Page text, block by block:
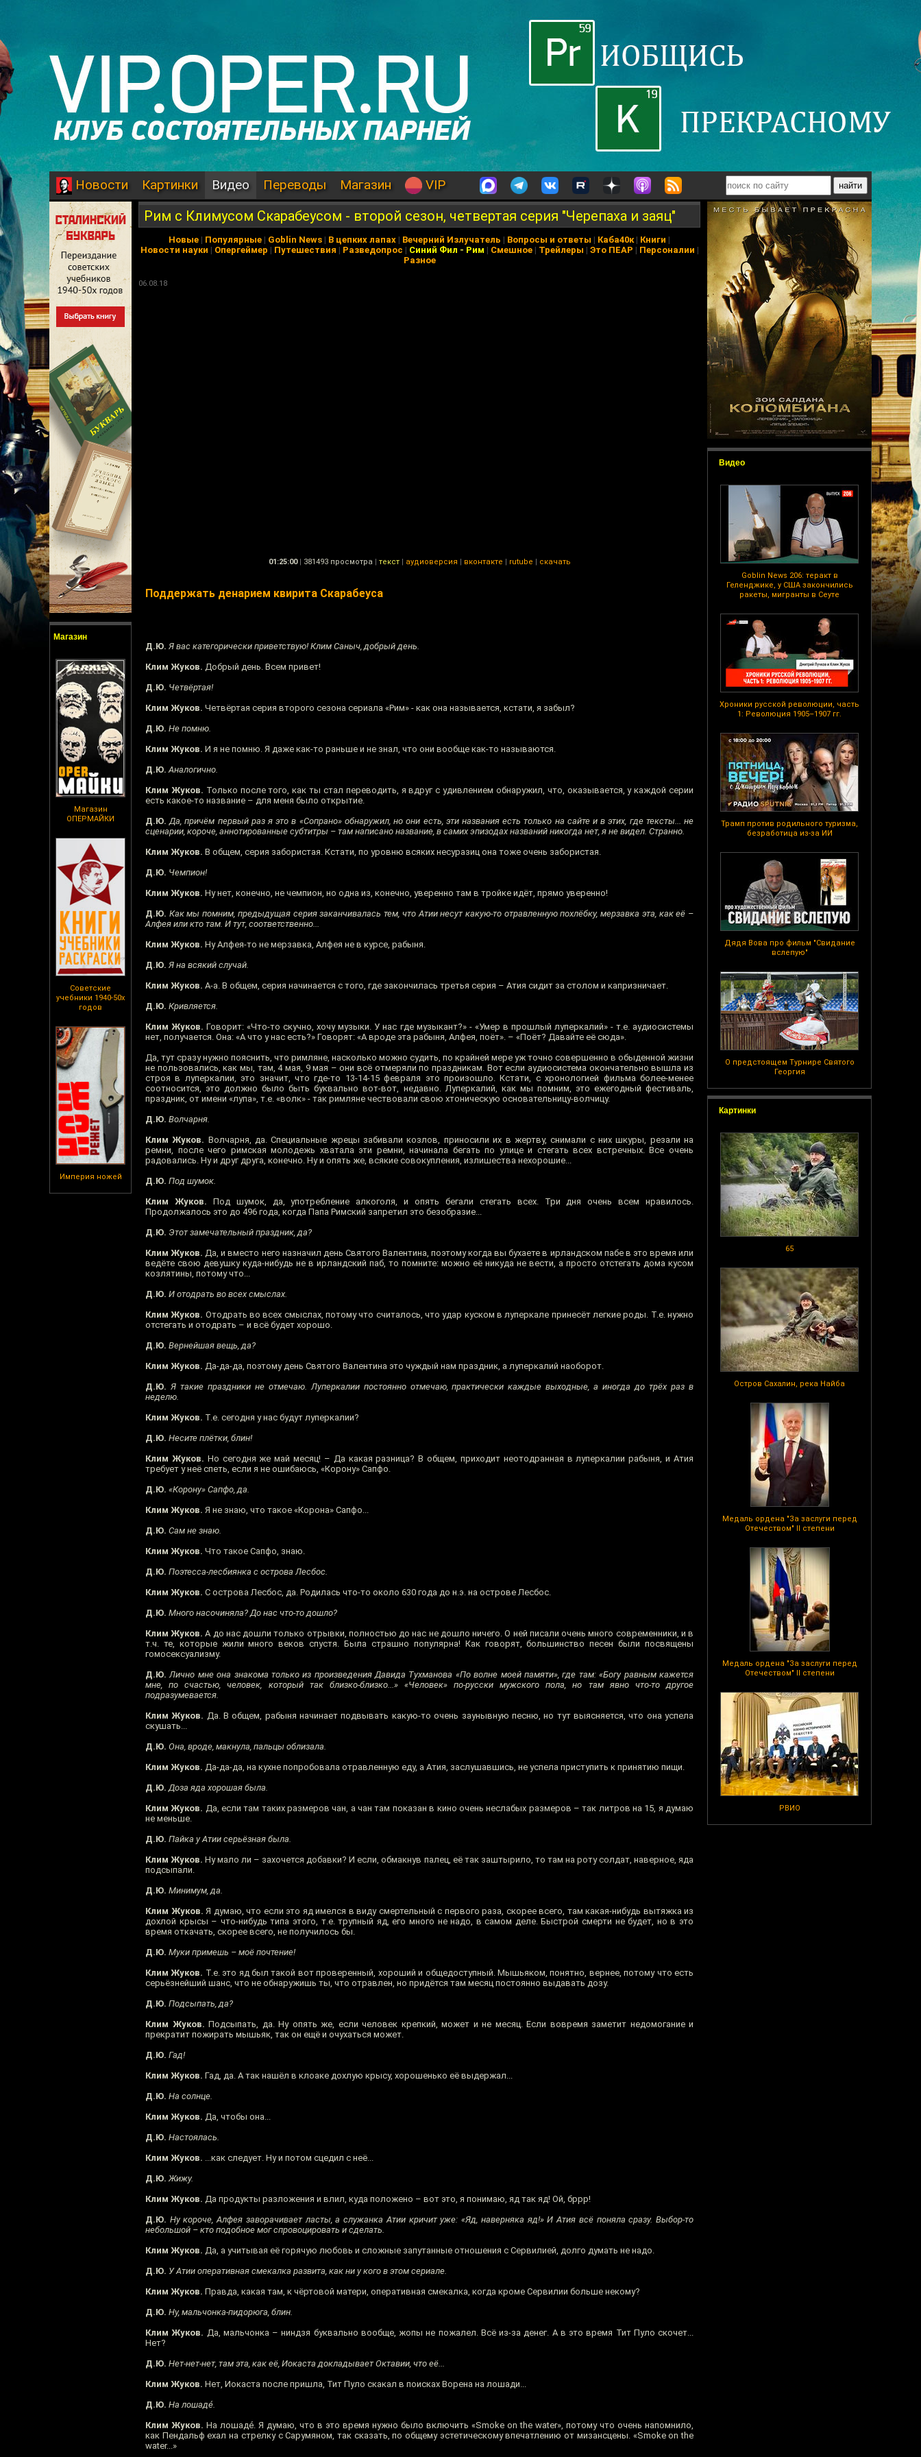
Новости Картинки Видео Переводы Магазин VIP
Магазин
Магазин
ОПЕРМАЙКИ
Советские
учебники 1940-50х
годов
Империя ножей
Видео
Goblin News 206: теракт в
Геленджике, у США закончились
ракеты, мигранты в Сеуте
Хроники русской революции, часть
1: Революция 1905–1907 гг.
Трамп против родильного туризма,
безработица из-за ИИ
Дядя Вова про фильм "Свидание
вслепую"
О предстоящем Турнире Святого
Георгия
Картинки
65
Остров Сахалин, река Найба
Медаль ордена "За заслуги перед
Отечеством" II степени
Медаль ордена "За заслуги перед
Отечеством" II степени
РВИО
Рим с Климусом Скарабеусом - второй сезон, четвертая серия "Черепаха и заяц"
Новые | Популярные | Goblin News | В цепких лапах | Вечерний Излучатель | Вопросы и ответы | Каба40к| Книги |
Новости науки | Опергеймер | Путешествия | Разведопрос | Синий Фил - Рим | Смешное| Трейлеры | Это ПЕАР | Персоналии |
Разное
06.08.18
01:25:00 | 381493 просмотра | текст | аудиоверсия | вконтакте | rutube | скачать
Поддержать денарием квирита Скарабеуса
Д.Ю. Я вас категорически приветствую! Клим Саныч, добрый день.
Клим Жуков. Добрый день. Всем привет!
Д.Ю. Четвёртая!
Клим Жуков. Четвёртая серия второго сезона сериала «Рим» - как она называется, кстати, я забыл?
Д.Ю. Не помню.
Клим Жуков. И я не помню. Я даже как-то раньше и не знал, что они вообще как-то называются.
Д.Ю. Аналогично.
Клим Жуков. Только после того, как ты стал переводить, я вдруг с удивлением обнаружил, что, оказывается, у каждой серии
есть какое-то название – для меня было открытие.
Д.Ю. Да, причём первый раз я это в «Сопрано» обнаружил, но они есть, эти названия есть только на сайте и в этих, где тексты... не
сценарии, короче, аннотированные субтитры – там написано название, в самих эпизодах названий никогда нет, я не видел. Странно.
Клим Жуков. В общем, серия забористая. Кстати, по уровню всяких несуразиц она тоже очень забористая.
Д.Ю. Чемпион!
Клим Жуков. Ну нет, конечно, не чемпион, но одна из, конечно, уверенно там в тройке идёт, прямо уверенно!
Д.Ю. Как мы помним, предыдущая серия заканчивалась тем, что Атии несут какую-то отравленную похлёбку, мерзавка эта, как её –
Алфея или кто там. И тут, соответственно...
Клим Жуков. Ну Алфея-то не мерзавка, Алфея не в курсе, рабыня.
Д.Ю. Я на всякий случай.
Клим Жуков. А-а. В общем, серия начинается с того, где закончилась третья серия – Атия сидит за столом и капризничает.
Д.Ю. Кривляется.
Клим Жуков. Говорит: «Что-то скучно, хочу музыки. У нас где музыкант?» - «Умер в прошлый луперкалий» - т.е. аудиосистемы
нет, получается. Она: «А что у нас есть?» Говорят: «А вроде эта рабыня, Алфея, поёт». – «Поёт? Давайте её сюда».
Да, тут сразу нужно пояснить, что римляне, насколько можно судить, по крайней мере уж точно совершенно в обыденной жизни
не пользовались, как мы, там, 4 мая, 9 мая – они всё отмеряли по праздникам. Вот если аудиосистема окончательно вышла из
строя в луперкалии, это значит, что где-то 13-14-15 февраля это произошло. Кстати, с хронологией фильма более-менее
соотносится, это должно было быть буквально вот-вот, недавно. Луперкалий, как мы помним, это ежегодный фестиваль,
праздник, от имени «лупа», т.е. «волк» - так римляне чествовали свою хтоническую основательницу-волчицу.
Д.Ю. Волчарня.
Клим Жуков. Волчарня, да. Специальные жрецы забивали козлов, приносили их в жертву, снимали с них шкуры, резали на
ремни, после чего римская молодежь хватала эти ремни, начинала бегать по улице и стегать всех встречных. Все очень
радовались. Ну и друг друга, конечно. Ну и опять же, всякие совокупления, излишества нехорошие...
Д.Ю. Под шумок.
Клим Жуков. Под шумок, да, употребление алкоголя, и опять бегали стегать всех. Три дня очень всем нравилось.
Продолжалось это до 496 года, когда Папа Римский запретил это безобразие...
Д.Ю. Этот замечательный праздник, да?
Клим Жуков. Да, и вместо него назначил день Святого Валентина, поэтому когда вы бухаете в ирландском пабе в это время или
ведёте свою девушку куда-нибудь не в ирландский паб, то помните: можно её никуда не вести, а просто отстегать дома кусом
козлятины, потому что...
Д.Ю. И отодрать во всех смыслах.
Клим Жуков. Отодрать во всех смыслах, потому что считалось, что удар куском в луперкале принесёт легкие роды. Т.е. нужно
отстегать и отодрать – и всё будет хорошо.
Д.Ю. Вернейшая вещь, да?
Клим Жуков. Да-да-да, поэтому день Святого Валентина это чуждый нам праздник, а луперкалий наоборот.
Д.Ю. Я такие праздники не отмечаю. Луперкалии постоянно отмечаю, практически каждые выходные, а иногда до трёх раз в
неделю.
Клим Жуков. Т.е. сегодня у нас будут луперкалии?
Д.Ю. Несите плётки, блин!
Клим Жуков. Но сегодня же май месяц! – Да какая разница? В общем, приходит неотодранная в луперкалии рабыня, и Атия
требует у неё спеть, если я не ошибаюсь, «Корону» Сапфо.
Д.Ю. «Корону» Сапфо, да.
Клим Жуков. Я не знаю, что такое «Корона» Сапфо...
Д.Ю. Сам не знаю.
Клим Жуков. Что такое Сапфо, знаю.
Д.Ю. Поэтесса-лесбиянка с острова Лесбос.
Клим Жуков. С острова Лесбос, да. Родилась что-то около 630 года до н.э. на острове Лесбос.
Д.Ю. Много насочиняла? До нас что-то дошло?
Клим Жуков. А до нас дошли только отрывки, полностью до нас не дошло ничего. О ней писали очень много современники, и в
т.ч. те, которые жили много веков спустя. Была страшно популярна! Как говорят, большинство песен были посвящены
гомосексуализму.
Д.Ю. Лично мне она знакома только из произведения Давида Тухманова «По волне моей памяти», где там: «Богу равным кажется
мне, по счастью, человек, который так близко-близко...» «Человек» по-русски мужского пола, но там явно что-то другое
подразумевается.
Клим Жуков. Да. В общем, рабыня начинает подвывать какую-то очень заунывную песню, но тут выясняется, что она успела
скушать...
Д.Ю. Она, вроде, макнула, пальцы облизала.
Клим Жуков. Да-да-да, на кухне попробовала отравленную еду, а Атия, заслушавшись, не успела приступить к принятию пищи.
Д.Ю. Доза яда хорошая была.
Клим Жуков. Да, если там таких размеров чан, а чан там показан в кино очень неслабых размеров – так литров на 15, я думаю
не меньше.
Д.Ю. Пайка у Атии серьёзная была.
Клим Жуков. Ну мало ли – захочется добавки? И если, обмакнув палец, её так заштырило, то там на роту солдат, наверное, яда
подсыпали.
Д.Ю. Минимум, да.
Клим Жуков. Я думаю, что если это яд имелся в виду смертельный с первого раза, скорее всего, там какая-нибудь вытяжка из
дохлой крысы – что-нибудь типа этого, т.е. трупный яд, его много не надо, в самом деле. Быстрой смерти не будет, но в это
время откачать, скорее всего, не получилось бы.
Д.Ю. Муки примешь – моё почтение!
Клим Жуков. Т.е. это яд был такой вот проверенный, хороший и общедоступный. Мышьяком, понятно, вернее, потому что есть
серьёзнейший шанс, что не обнаружишь ты, что отравлен, но придётся там месяц постоянно выдавать дозу.
Д.Ю. Подсыпать, да?
Клим Жуков. Подсыпать, да. Ну опять же, если человек крепкий, может и не месяц. Если вовремя заметит недомогание и
прекратит пожирать мышьяк, так он ещё и очухаться может.
Д.Ю. Гад!
Клим Жуков. Гад, да. А так нашёл в клоаке дохлую крысу, хорошенько её выдержал...
Д.Ю. На солнце.
Клим Жуков. Да, чтобы она...
Д.Ю. Настоялась.
Клим Жуков. ...как следует. Ну и потом сцедил с неё...
Д.Ю. Жижу.
Клим Жуков. Да продукты разложения и влил, куда положено – вот это, я понимаю, яд так яд! Ой, бррр!
Д.Ю. Ну короче, Алфея заворачивает ласты, а служанка Атии кричит уже: «Яд, наверняка яд!» И Атия всё поняла сразу. Выбор-то
небольшой – кто подобное мог спровоцировать и сделать.
Клим Жуков. Да, а учитывая её горячую любовь и сложные запутанные отношения с Сервилией, долго думать не надо.
Д.Ю. У Атии оперативная смекалка развита, как ни у кого в этом сериале.
Клим Жуков. Правда, какая там, к чёртовой матери, оперативная смекалка, когда кроме Сервилии больше некому?
Д.Ю. Ну, мальчонка-пидорюга, блин.
Клим Жуков. Да, мальчонка – ниндзя буквально вообще, жопы не пожалел. Всё из-за денег. А в это время Тит Пуло скочет...
Нет?
Д.Ю. Нет-нет-нет, там эта, как её, Иокаста докладывает Октавии, что её...
Клим Жуков. Нет, Иокаста после пришла, Тит Пуло скакал в поисках Ворена на лошади...
Д.Ю. На лошадé.
Клим Жуков. На лошадé. Я думаю, что в это время нужно было включить «Smoke on the water», потому что очень напомнило,
как Пендальф ехал на стрелку с Сарумяном, так сказать, по общему эстетическому впечатлению от мизансцены. «Smoke on the
water...»